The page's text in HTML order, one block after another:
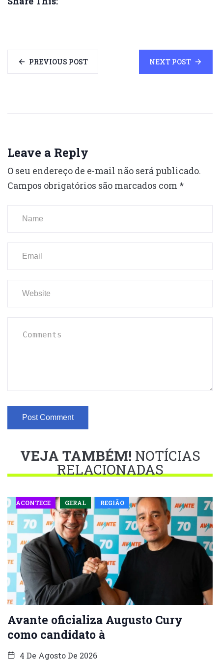
PREVIOUS POST NEXT POST
Leave a Reply
O seu endereço de e-mail não será publicado.
Campos obrigatórios são marcados com *
VEJA TAMBÉM! NOTÍCIAS
RELACIONADAS
ACONTECE GERAL REGIÃO
Avante oficializa Augusto Cury
como candidato à
4 De Agosto De 2026